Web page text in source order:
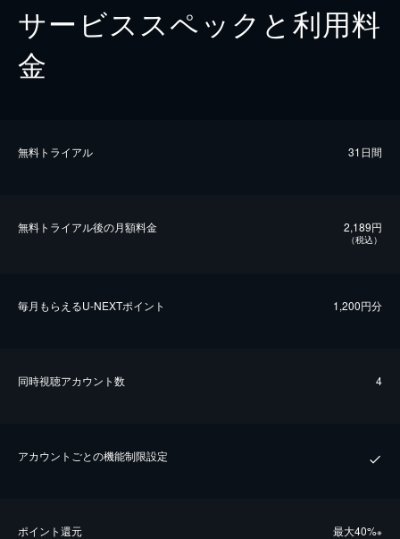
サービススペックと利用料
金
無料トライアル 31日間
無料トライアル後の⽉額料金 2,189円
（税込）
毎⽉もらえるU-NEXTポイント 1,200円分
同時視聴アカウント数 4
アカウントごとの機能制限設定
ポイント還元 最⼤40%※